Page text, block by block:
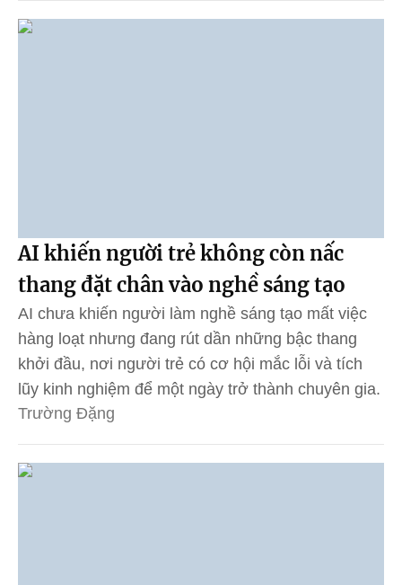
AI khiến người trẻ không còn nấc
thang đặt chân vào nghề sáng tạo
AI chưa khiến người làm nghề sáng tạo mất việc
hàng loạt nhưng đang rút dần những bậc thang
khởi đầu, nơi người trẻ có cơ hội mắc lỗi và tích
lũy kinh nghiệm để một ngày trở thành chuyên gia.
Trường Đặng